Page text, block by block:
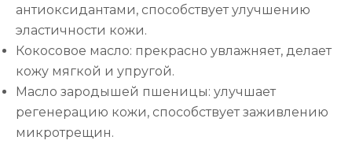
антиоксидантами, способствует улучшению
эластичности кожи.
Кокосовое масло: прекрасно увлажняет, делает
кожу мягкой и упругой.
Масло зародышей пшеницы: улучшает
регенерацию кожи, способствует заживлению
микротрещин.